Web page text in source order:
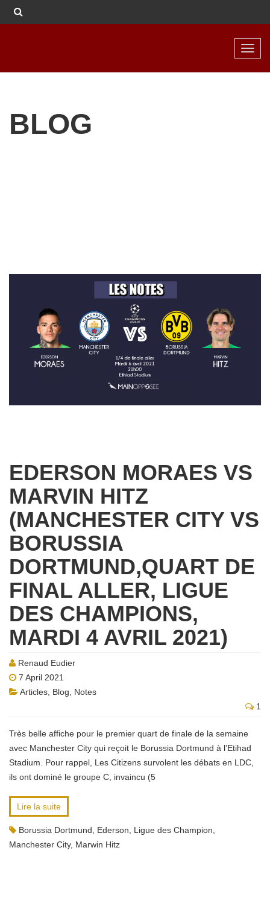
BLOG
EDERSON MORAES VS
MARVIN HITZ
(MANCHESTER CITY VS
BORUSSIA
DORTMUND,QUART DE
FINAL ALLER, LIGUE
DES CHAMPIONS,
MARDI 4 AVRIL 2021)
Renaud Eudier
7 April 2021
Articles Blog
Notes
1
Très belle affiche pour le premier quart de finale de la semaine
avec Manchester City qui reçoit le Borussia Dortmund à l’Etihad
Stadium. Pour rappel, Les Citizens survolent les débats en LDC,
ils ont dominé le groupe C, invaincu (5
Lire la suite
Borussia Dortmund Ederson Ligue des Champion
Manchester City, Marwin Hitz